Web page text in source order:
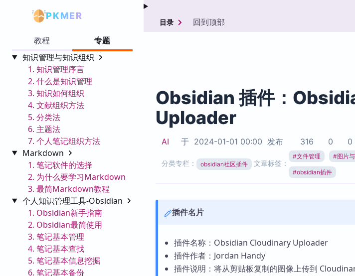
PKMER
载
Zotero
Zotero 插
教程
专题
知识管理与知识组织
1. 知识管理序言
2. 什么是知识管理
3. 知识如何组织
4. 文献组织方法
5. 分类法
6. 主题法
7. 个人笔记组织方法
Markdown
1. 笔记软件的选择
2. 为什么要学习Markdown
3. 最简Markdown教程
个人知识管理工具-Obsidian
1. Obsidian新手指南
2. Obsidian最简使用
3. 笔记基本管理
4. 笔记基本查找
5. 笔记基本信息挖掘
6. 笔记基本备份
目录 回到顶部
Obsidian 插件：
Uploader
AI 于 2024-01-01 00:00 发布 316 0 0
分类专栏： obsidian社区插件 文章标签：
#文件管理 #图片
#obsidian插件
插件名片
插件名称：Obsidian Cloudinary Uploader
插件作者：Jordan Handy
插件说明：将从剪贴板复制的图像上传到